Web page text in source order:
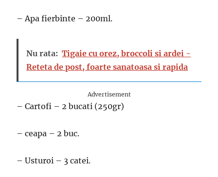
– Apa fierbinte – 200ml.
Nu rata: Tigaie cu orez, broccoli si ardei -
Reteta de post, foarte sanatoasa si rapida
Advertisement
– Cartofi – 2 bucati (250gr)
– ceapa – 2 buc.
– Usturoi – 3 catei.